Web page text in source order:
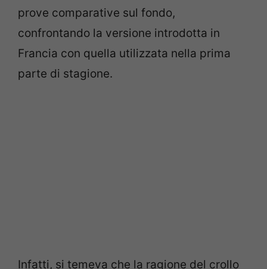
prove comparative sul fondo,
confrontando la versione introdotta in
Francia con quella utilizzata nella prima
parte di stagione.
Infatti, si temeva che la ragione del crollo